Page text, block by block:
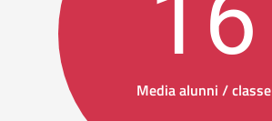
Media alunni / classe